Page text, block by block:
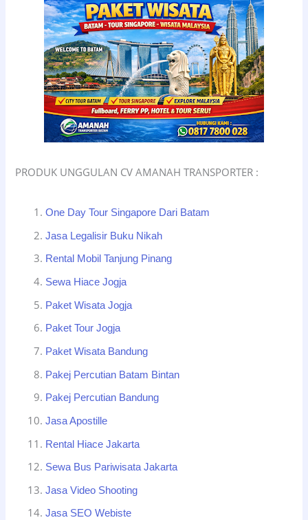
PRODUK UNGGULAN CV AMANAH TRANSPORTER :
One Day Tour Singapore Dari Batam
Jasa Legalisir Buku Nikah
Rental Mobil Tanjung Pinang
Sewa Hiace Jogja
Paket Wisata Jogja
Paket Tour Jogja
Paket Wisata Bandung
Pakej Percutian Batam Bintan
Pakej Percutian Bandung
Jasa Apostille
Rental Hiace Jakarta
Sewa Bus Pariwisata Jakarta
Jasa Video Shooting
Jasa SEO Webiste